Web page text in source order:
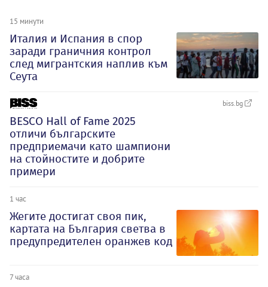
15 минути
Италия и Испания в спор
заради граничния контрол
след мигрантския наплив към
Сеута
biss.bg
BESCO Hall of Fame 2025
отличи българските
предприемачи като шампиони
на стойностите и добрите
примери
1 час
Жегите достигат своя пик,
картата на България светва в
предупредителен оранжев код
7 часа